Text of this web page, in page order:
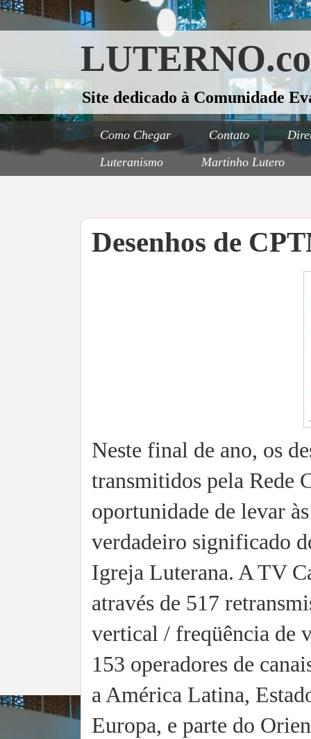
Site dedicado à Comunidade
Como Chegar Contato
Luteranismo
Martinho Lutero
Desenhos de
Neste final de ano, os
transmitidos pela Rede
oportunidade de levar
verdadeiro significado
Igreja Luterana. A TV
através de 517
vertical / freqüência de
153 operadores de
a América Latina,
Europa, e parte do